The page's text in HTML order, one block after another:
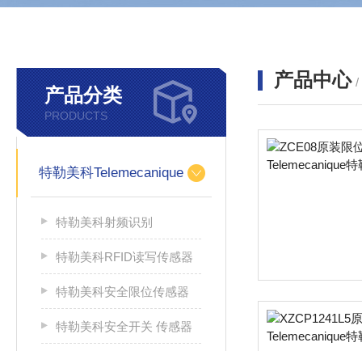
产品分类
PRODUCTS
特勒美科Telemecanique
特勒美科射频识别
特勒美科RFID读写传感器
特勒美科安全限位传感器
特勒美科安全开关 传感器
产品中心 /